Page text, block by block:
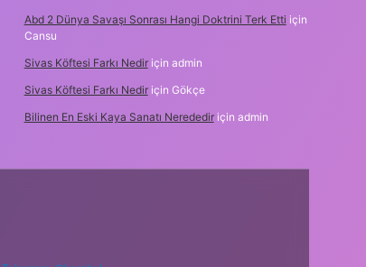
Abd 2 Dünya Savaşı Sonrası Hangi Doktrini Terk Etti için
Cansu
Sivas Köftesi Farkı Nediriçin admin
Sivas Köftesi Farkı Nediriçin Gökçe
Bilinen En Eski Kaya Sanatı Neredediriçin admin